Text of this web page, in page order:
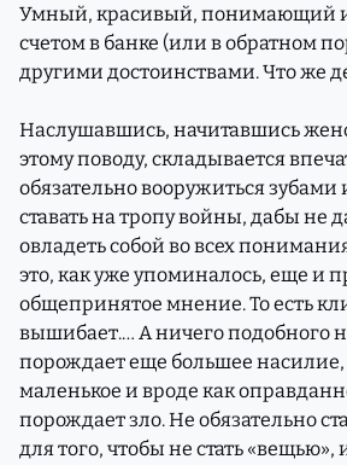
Умный, красивый, понимающий
счетом в банке (или в обратном
другими достоинствами. Что же
Наслушавшись, начитавшись
этому поводу, складывается
обязательно вооружиться зубами
ставать на тропу войны, дабы не
овладеть собой во всех
это, как уже упоминалось, еще и
общепринятое мнение. То есть
вышибает.… А ничего подобного
порождает еще большее насилие,
маленькое и вроде как
порождает зло. Не обязательно
для того, чтобы не стать «вещью»,